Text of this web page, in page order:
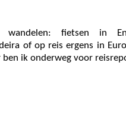
wandelen: fietsen in
of op reis ergens in
ben ik onderweg voor